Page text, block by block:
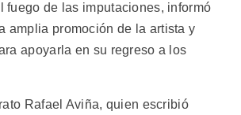
fuego de las imputaciones, informó
amplia promoción de la artista y
apoyarla en su regreso a los
Rafael Aviña, quien escribió